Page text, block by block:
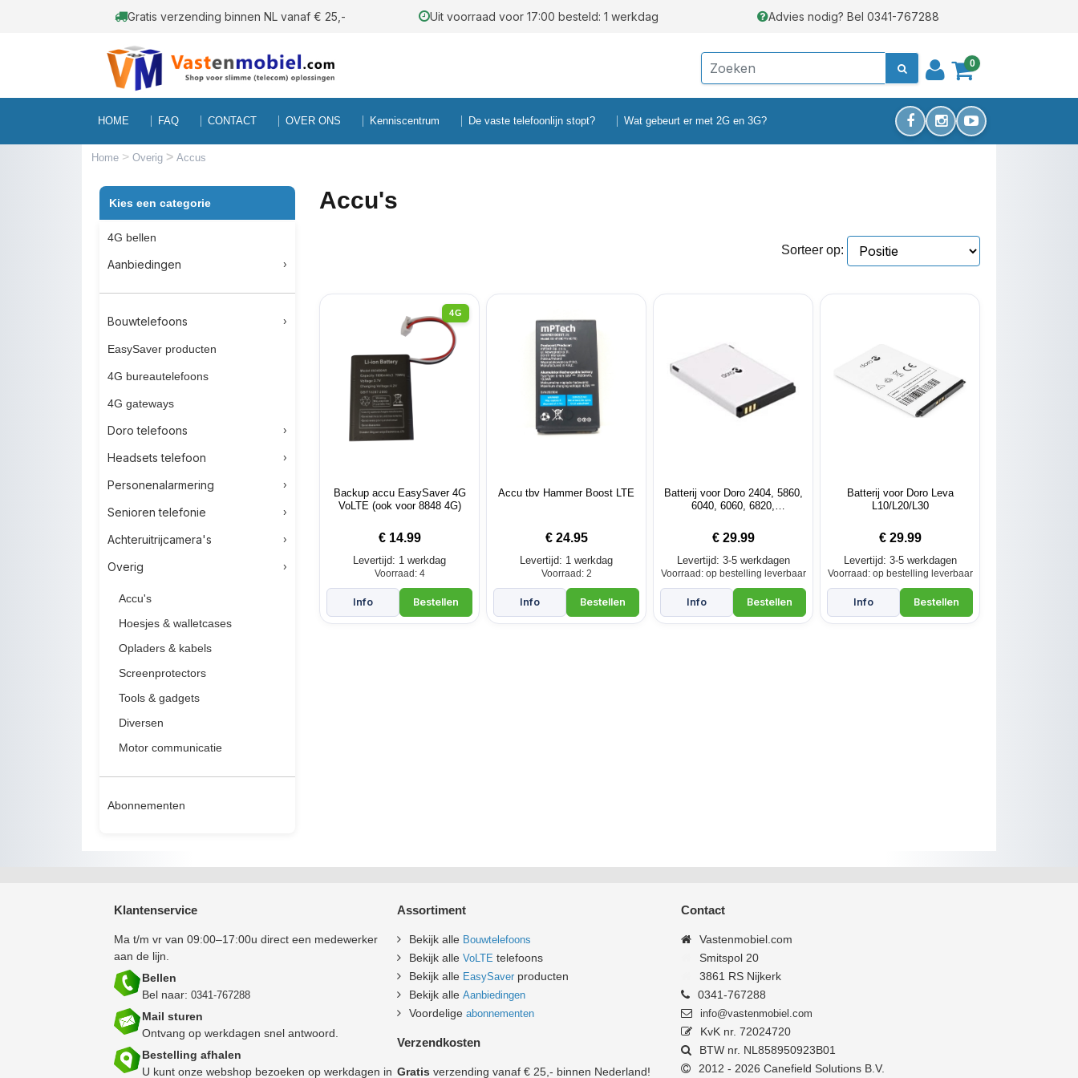
Gratis verzending binnen NL vanaf € 25,- Uit voorraad voor 17:00 besteld: 1 werkdag Advies nodig? Bel 0341-767288
0
HOME FAQ CONTACT OVER ONS Kenniscentrum De vaste telefoonlijn stopt? Wat gebeurt er met 2G en 3G?
Home > Overig > Accus
Kies een categorie
4G bellen
Aanbiedingen
Bouwtelefoons
EasySaver producten
4G bureautelefoons
4G gateways
Doro telefoons
Headsets telefoon
Personenalarmering
Senioren telefonie
Achteruitrijcamera's
Overig
Accu's
Hoesjes & walletcases
Opladers & kabels
Screenprotectors
Tools & gadgets
Diversen
Motor communicatie
Abonnementen
Accu's
Sorteer op:
4G
Backup accu EasySaver 4G
VoLTE (ook voor 8848 4G)
€ 14.99
Levertijd: 1 werkdag
Voorraad: 4
Accu tbv Hammer Boost LTE
€ 24.95
Levertijd: 1 werkdag
Voorraad: 2
Batterij voor Doro 2404, 5860,
6040, 6060, 6820,
€ 29.99
Levertijd: 3-5 werkdagen
Voorraad: op bestelling leverbaar
Batterij voor Doro Leva
L10/L20/L30
€ 29.99
Levertijd: 3-5 werkdagen
Voorraad: op bestelling leverbaar
Klantenservice
Ma t/m vr van 09:00–17:00u direct een medewerker
aan de lijn.
Bellen
Bel naar: 0341-767288
Mail sturen
Ontvang op werkdagen snel antwoord.
Bestelling afhalen
U kunt onze webshop bezoeken op werkdagen in
Assortiment
Bekijk alle Bouwtelefoons
Bekijk alleVoLTE telefoons
Bekijk alle EasySaver producten
Bekijk alleAanbiedingen
Voordeligeabonnementen
Verzendkosten
Gratis verzending vanaf € 25,- binnen Nederland!
Contact
Vastenmobiel.com
Smitspol 20
3861 RS Nijkerk
0341-767288
info@vastenmobiel.com
KvK nr. 72024720
BTW nr. NL858950923B01
2012 - 2026 Canefield Solutions B.V.